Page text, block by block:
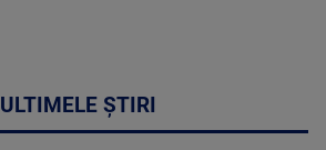
ULTIMELE ȘTIRI